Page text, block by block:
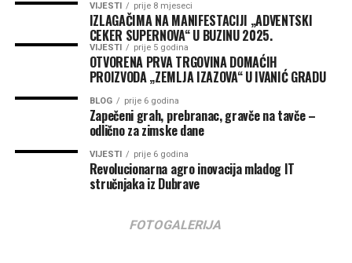
VIJESTI prije 8 mjeseci
IZLAGAČIMA NA MANIFESTACIJI „ADVENTSKI
CEKER SUPERNOVA“ U BUZINU 2025.
VIJESTI prije 5 godina
OTVORENA PRVA TRGOVINA DOMAĆIH
PROIZVODA „ZEMLJA IZAZOVA“ U IVANIĆ GRADU
BLOG prije 6 godina
Zapečeni grah, prebranac, gravče na tavče –
odlično za zimske dane
VIJESTI prije 6 godina
Revolucionarna agro inovacija mladog IT
stručnjaka iz Dubrave
FOTOGALERIJA